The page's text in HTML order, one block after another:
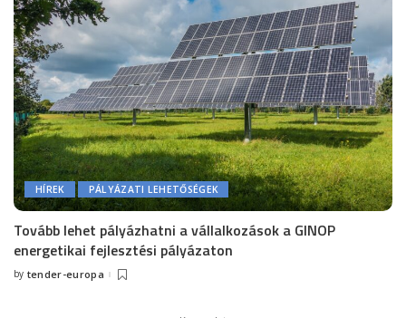
HÍREK PÁLYÁZATI LEHETŐSÉGEK
Tovább lehet pályázhatni a vállalkozások a GINOP
energetikai fejlesztési pályázaton
Posted
by tender-europa